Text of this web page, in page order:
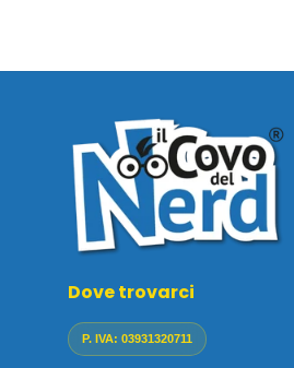
Dove trovarci
P. IVA: 03931320711